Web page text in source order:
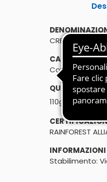
CREMA
Con cacao e
QUANTITÀ:
110g (2 x 55g℮)
RAINFOREST
INFORMAZIONI
Stabilimento: